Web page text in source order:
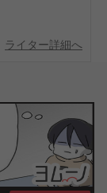
ライター詳細へ